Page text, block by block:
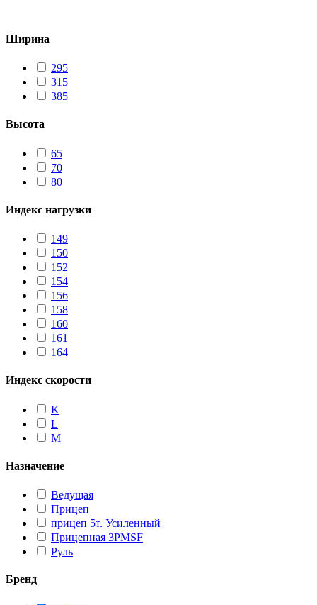
Ширина
295
315
385
Высота
65
70
80
Индекс нагрузки
149
150
152
154
156
158
160
161
164
Индекс скорости
K
L
M
Назначение
Ведущая
Прицеп
прицеп 5т. Усиленный
Прицепная 3PMSF
Руль
Бренд